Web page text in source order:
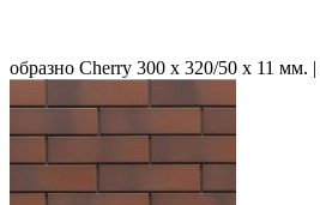
образно Cherry 300 x 320/50 x 11 мм.